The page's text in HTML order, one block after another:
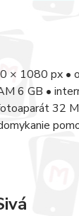
× 1080 px •
6 GB •
32